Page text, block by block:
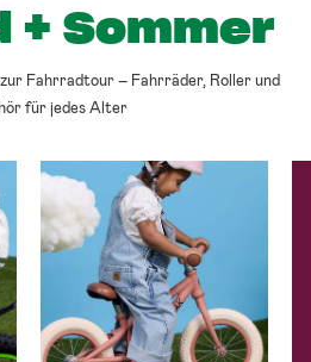
+ Sommer
Fahrradtour – Fahrräder, Roller und
für jedes Alter